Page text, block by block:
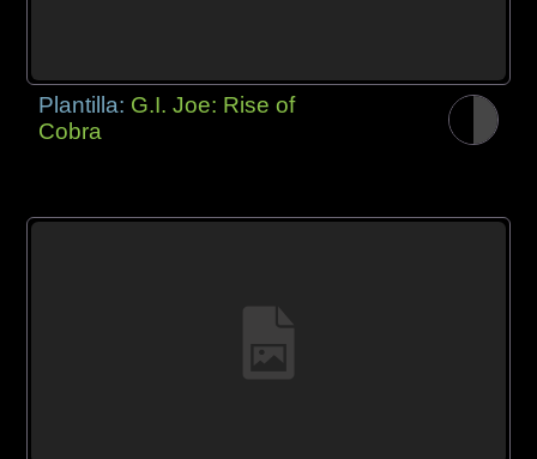
Plantilla: G.I. Joe: Rise of
Cobra